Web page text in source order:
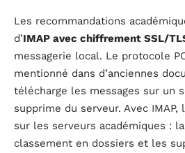
Les recommandations
d’IMAP avec chiffrement SSL/
messagerie local. Le protocole
mentionné dans d’anciennes
télécharge les messages sur un
supprime du serveur. Avec
sur les serveurs académiques :
classement en dossiers et les